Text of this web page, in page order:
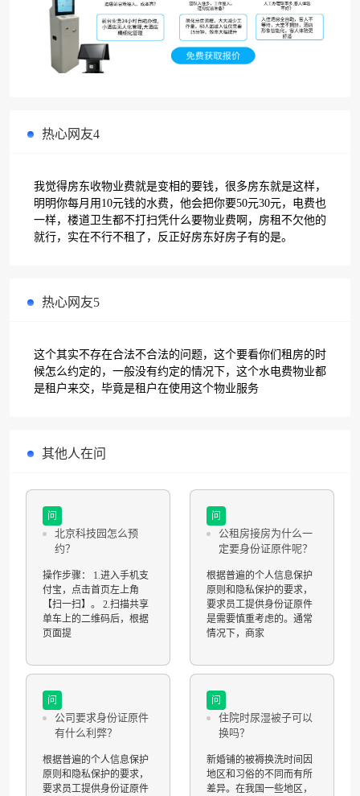
热心网友4
我觉得房东收物业费就是变相的要钱，很多房东就是这样，
明明你每月用10元钱的水费，他会把你要50元30元，电费也
一样，楼道卫生都不打扫凭什么要物业费啊，房租不欠他的
就行，实在不行不租了，反正好房东好房子有的是。
热心网友5
这个其实不存在合法不合法的问题，这个要看你们租房的时
候怎么约定的，一般没有约定的情况下，这个水电费物业都
是租户来交，毕竟是租户在使用这个物业服务
其他人在问
问
北京科技园怎么预
约？
操作步骤： 1.进入手机支
付宝，点击首页左上角
【扫一扫】。 2.扫描共享
单车上的二维码后，根据
页面提
问
公租房接房为什么一
定要身份证原件呢？
根据普遍的个人信息保护
原则和隐私保护的要求，
要求员工提供身份证原件
是需要慎重考虑的。通常
情况下，商家
问
公司要求身份证原件
有什么利弊？
根据普遍的个人信息保护
原则和隐私保护的要求，
要求员工提供身份证原件
问
住院时尿湿被子可以
换吗？
新婚铺的被褥换洗时间因
地区和习俗的不同而有所
差异。在我国一些地区，